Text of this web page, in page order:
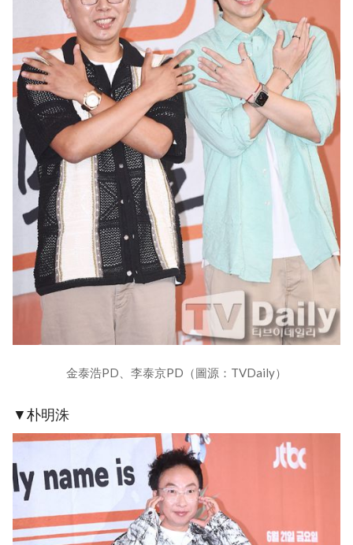
金泰浩PD、李泰京PD（圖源：TVDaily）
▼朴明洙